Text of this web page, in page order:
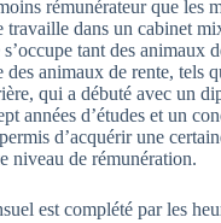
rémunérateur que les
travaille dans un cabinet
tant des animaux
des animaux de rente, tels
qui a débuté avec un
années d’études et un
d’acquérir une
niveau de rémunération.
est complété par les